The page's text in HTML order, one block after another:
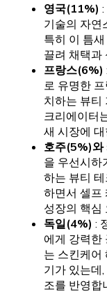
영국(11%)
기술의 자연
특히 이 틈
끌려 채택과
프랑스(6%)
로 유명한
치하는 뷰티
크리에이터
새 시장에
호주(5%)와
을 우선시하
하는 뷰티
하면서 셀프
성장의 핵심
독일(4%) :
에게 강력한
는 스킨케어
기가 있는데
조를 반영합